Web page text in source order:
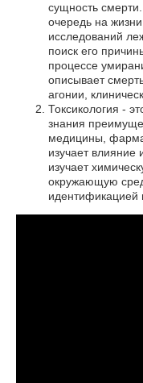
сущность
очередь на
исследований
поиск его
процессе
описывает
агонии,
Токсикология -
знания
медицины,
изучает влияние
изучает
окружающую
идентификацией